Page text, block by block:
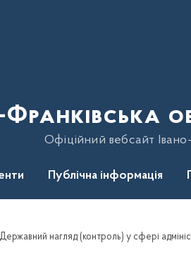
Франківська
Офіційний вебсайт Івано-
Публічна інформація
Державний нагляд (контроль) у сфері